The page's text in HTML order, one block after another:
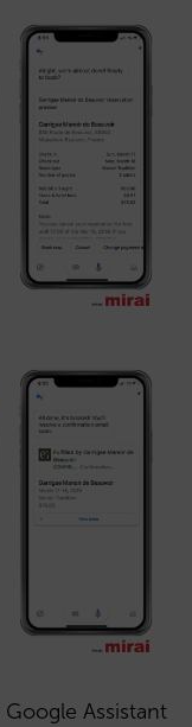
Assistant